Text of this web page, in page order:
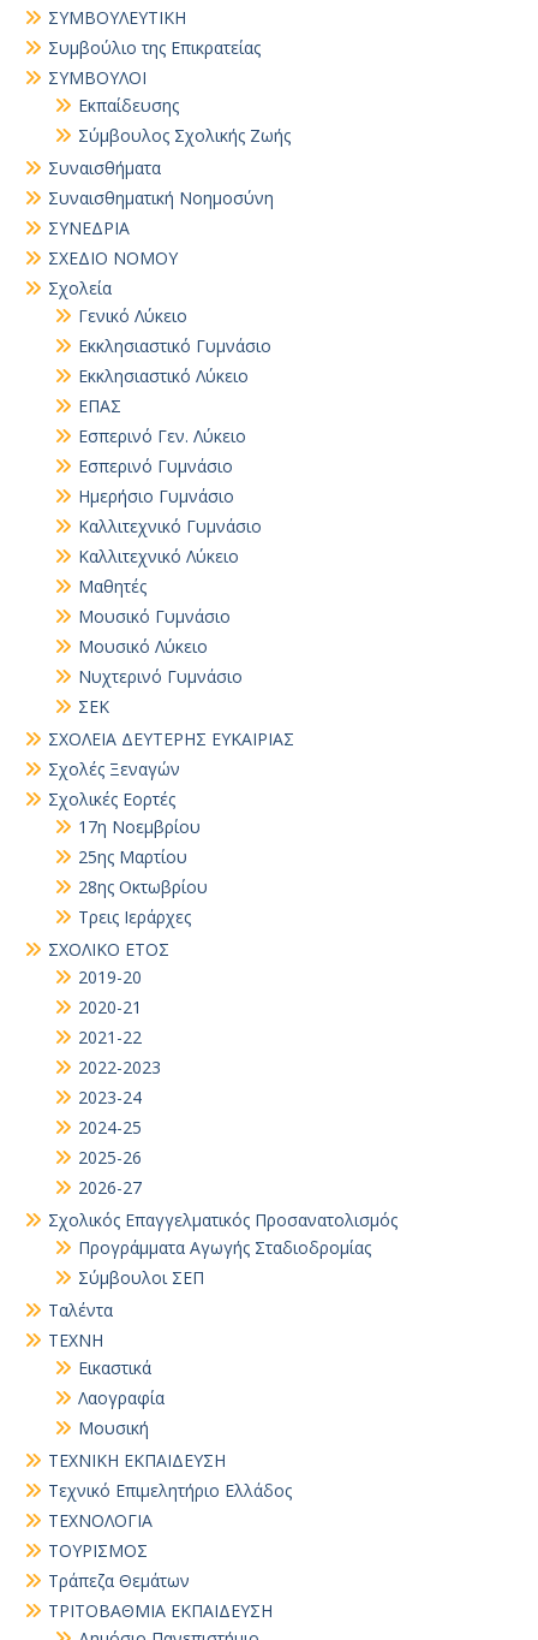
ΣΥΜΒΟΥΛΕΥΤΙΚΗ
Συμβούλιο της Επικρατείας
ΣΥΜΒΟΥΛΟΙ
Εκπαίδευσης
Σύμβουλος Σχολικής Ζωής
Συναισθήματα
Συναισθηματική Νοημοσύνη
ΣΥΝΕΔΡΙΑ
ΣΧΕΔΙΟ ΝΟΜΟΥ
Σχολεία
Γενικό Λύκειο
Εκκλησιαστικό Γυμνάσιο
Εκκλησιαστικό Λύκειο
ΕΠΑΣ
Εσπερινό Γεν. Λύκειο
Εσπερινό Γυμνάσιο
Ημερήσιο Γυμνάσιο
Καλλιτεχνικό Γυμνάσιο
Καλλιτεχνικό Λύκειο
Μαθητές
Μουσικό Γυμνάσιο
Μουσικό Λύκειο
Νυχτερινό Γυμνάσιο
ΣΕΚ
ΣΧΟΛΕΙΑ ΔΕΥΤΕΡΗΣ ΕΥΚΑΙΡΙΑΣ
Σχολές Ξεναγών
Σχολικές Εορτές
17η Νοεμβρίου
25ης Μαρτίου
28ης Οκτωβρίου
Τρεις Ιεράρχες
ΣΧΟΛΙΚΟ ΕΤΟΣ
2019-20
2020-21
2021-22
2022-2023
2023-24
2024-25
2025-26
2026-27
Σχολικός Επαγγελματικός Προσανατολισμός
Προγράμματα Αγωγής Σταδιοδρομίας
Σύμβουλοι ΣΕΠ
Ταλέντα
ΤΕΧΝΗ
Εικαστικά
Λαογραφία
Μουσική
ΤΕΧΝΙΚΗ ΕΚΠΑΙΔΕΥΣΗ
Τεχνικό Επιμελητήριο Ελλάδος
ΤΕΧΝΟΛΟΓΙΑ
ΤΟΥΡΙΣΜΟΣ
Τράπεζα Θεμάτων
ΤΡΙΤΟΒΑΘΜΙΑ ΕΚΠΑΙΔΕΥΣΗ